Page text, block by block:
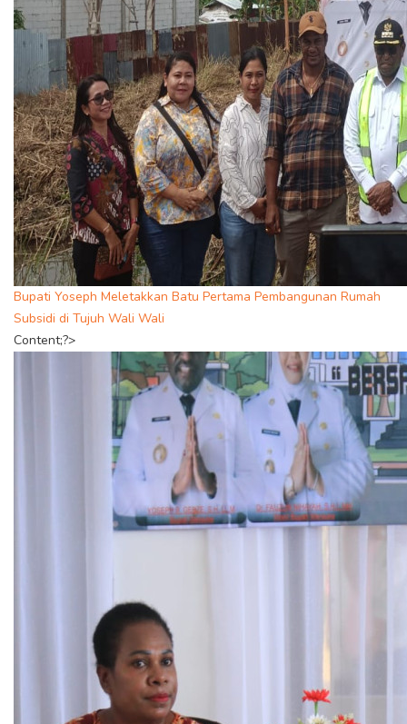
Bupati Yoseph Meletakkan Batu Pertama Pembangunan Rumah
Subsidi di Tujuh Wali Wali
Content;?>